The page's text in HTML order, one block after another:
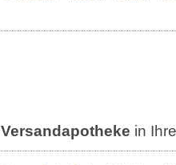
Versandapotheke in